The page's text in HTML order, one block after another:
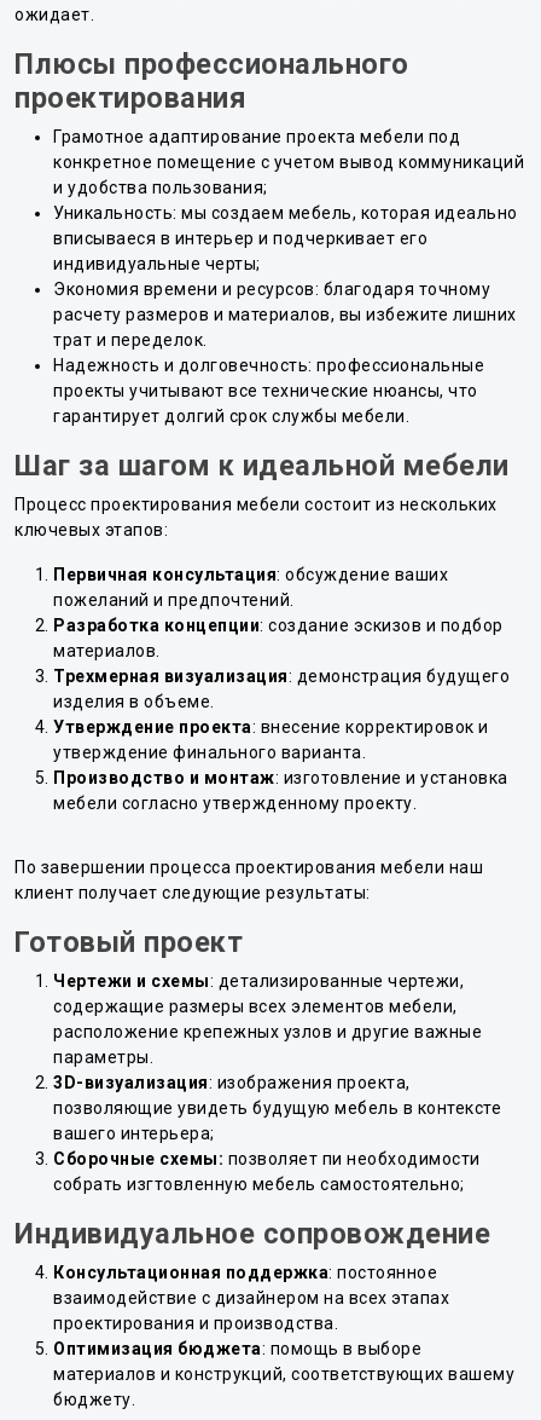
ожидает.
Плюсы профессионального
проектирования
Грамотное адаптирование проекта мебели под
конкретное помещение с учетом вывод коммуникаций
и удобства пользования;
Уникальность: мы создаем мебель, которая идеально
вписываеся в интерьер и подчеркивает его
индивидуальные черты;
Экономия времени и ресурсов: благодаря точному
расчету размеров и материалов, вы избежите лишних
трат и переделок.
Надежность и долговечность: профессиональные
проекты учитывают все технические нюансы, что
гарантирует долгий срок службы мебели.
Шаг за шагом к идеальной мебели
Процесс проектирования мебели состоит из нескольких
ключевых этапов:
Первичная консультация: обсуждение ваших
пожеланий и предпочтений.
Разработка концепции: создание эскизов и подбор
материалов.
Трехмерная визуализация: демонстрация будущего
изделия в объеме.
Утверждение проекта: внесение корректировок и
утверждение финального варианта.
Производство и монтаж: изготовление и установка
мебели согласно утвержденному проекту.
По завершении процесса проектирования мебели наш
клиент получает следующие результаты:
Готовый проект
Чертежи и схемы: детализированные чертежи,
содержащие размеры всех элементов мебели,
расположение крепежных узлов и другие важные
параметры.
3D-визуализация: изображения проекта,
позволяющие увидеть будущую мебель в контексте
вашего интерьера;
Сборочные схемы: позволяет пи необходимости
собрать изгтовленную мебель самостоятельно;
Индивидуальное сопровождение
Консультационная поддержка: постоянное
взаимодействие с дизайнером на всех этапах
проектирования и производства.
Оптимизация бюджета: помощь в выборе
материалов и конструкций, соответствующих вашему
бюджету.